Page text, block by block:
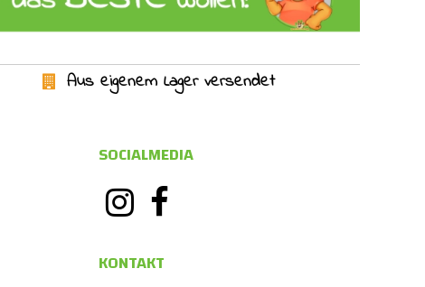
Aus eigenem Lager versendet
SOCIALMEDIA
KONTAKT